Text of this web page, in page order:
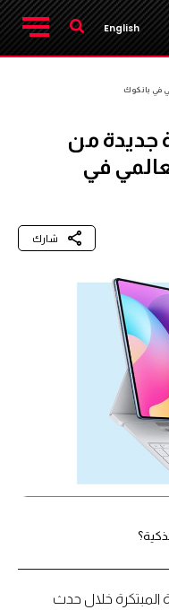
English
في بانكوك
من
في
شارك
المبتكرة خلال حدث